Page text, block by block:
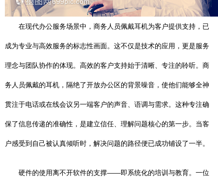
在现代办公服务场景中，商务人员佩戴耳机为客户提供支持，已
成为专业与高效服务的标志性画面。这不仅是技术的应用，更是服务
理念与团队协作的体现。高效的客户支持始于清晰、专注的聆听。商
务人员佩戴的耳机，隔绝了开放办公区的背景噪音，使他们能够全神
贯注于电话或在线会议另一端客户的声音、语调与需求。这种专注确
保了信息传递的准确性，是建立信任、理解问题核心的第一步。当客
户感受到自己被认真倾听时，解决问题的路径便已成功铺设了一半。
硬件的使用离不开软件的支撑——即系统化的培训与教育。一位